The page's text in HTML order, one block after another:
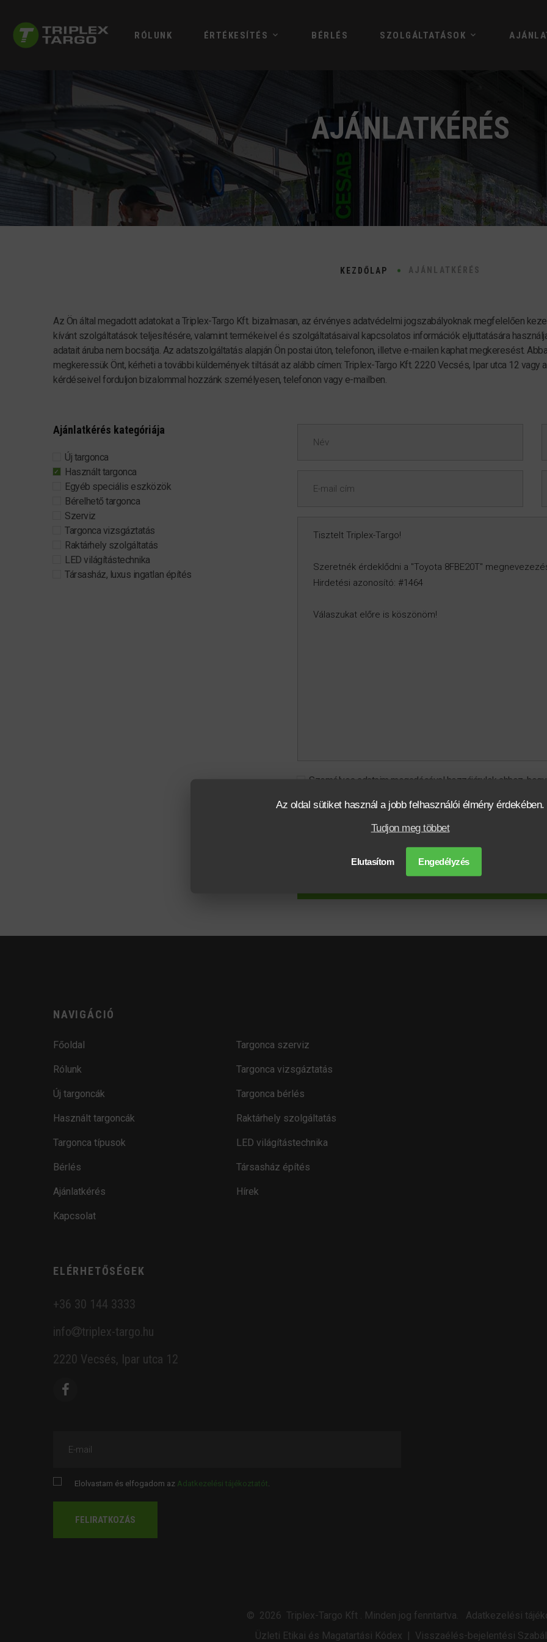
Az oldal sütiket használ a jobb felhasználói élmény érdekében.
Tudjon meg többet
Elutasítom Engedélyzés
RÓLUNK ÉRTÉKESÍTÉS BÉRLÉS SZOLGÁLTATÁSOK
AJÁNLATKÉRÉS
KEZDŐLAP AJÁNLATKÉRÉS
Az Ön által megadott adatokat a Triplex-Targo Kft. bizalmasan, az érvényes adatvédelmi jogszabályoknak megfelelően
kívánt szolgáltatások teljesítésére, valamint termékeivel és szolgáltatásaival kapcsolatos információk eljuttatására
adatait áruba nem bocsátja. Az adatszolgáltatás alapján Ön postai úton, telefonon, illetve e-mailen kaphat megkeresést.
megkeressük Önt, kérheti a további küldemények tiltását az alább címen: Triplex-Targo Kft. 2220 Vecsés, Ipar utca 12 vagy
kérdéseivel forduljon bizalommal hozzánk személyesen, telefonon vagy e-mailben.
Ajánlatkérés kategóriája
Új targonca
Használt targonca
Egyéb speciális eszközök
Bérelhető targonca
Szerviz
Targonca vizsgáztatás
Raktárhely szolgáltatás
LED világítástechnika
Társasház, luxus ingatlan építés
Személyes adataim megadásával hozzájárulok ahhoz,
kiértékeléshez felhasználja.
Elolvastam és elfogadom azAdatkezelési tájékoztatót
NAVIGÁCIÓ
Főoldal
Rólunk
Új targoncák
Használt targoncák
Targonca típusok
Bérlés
Ajánlatkérés
Kapcsolat
Targonca szerviz
Targonca vizsgáztatás
Targonca bérlés
Raktárhely szolgáltatás
LED világítástechnika
Társasház építés
Hírek
ELÉRHETŐSÉGEK
+36 30 144 3333
info
triplex-targo.hu
2220 Vecsés, Ipar utca 12
E-mail
Elolvastam és elfogadom az Adatkezelési tájékoztatót.
FELIRATKOZÁS
© 2026 Triplex-Targo Kft . Minden jog fenntartva.
Adatkezelési
Üzleti Etikai és Magatartási Kódex | Visszaélés-bejelentési